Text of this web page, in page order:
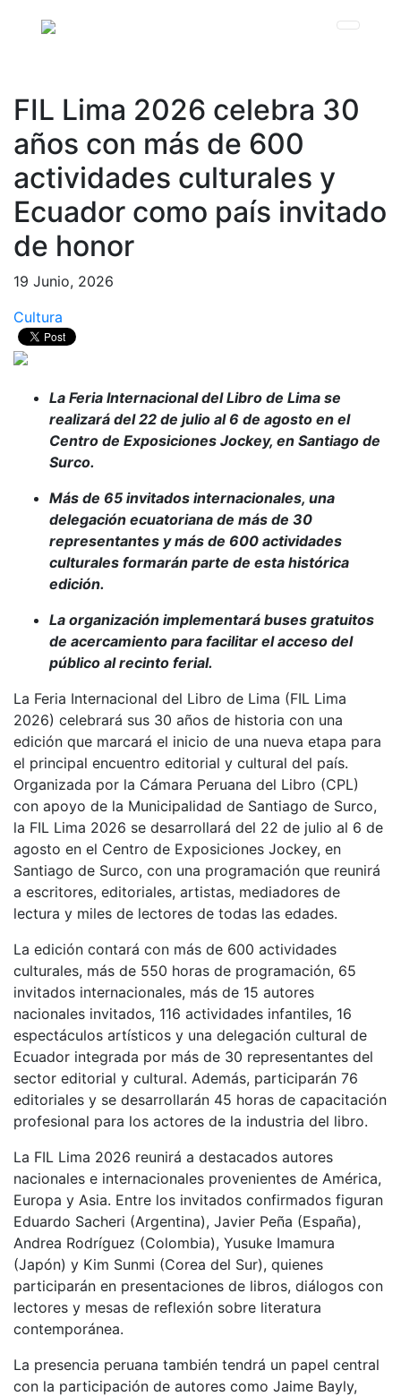
FIL Lima 2026 celebra 30
años con más de 600
actividades culturales y
Ecuador como país invitado
de honor
19 Junio, 2026
Cultura
La Feria Internacional del Libro de Lima se
realizará del 22 de julio al 6 de agosto en el
Centro de Exposiciones Jockey, en Santiago de
Surco.
Más de 65 invitados internacionales, una
delegación ecuatoriana de más de 30
representantes y más de 600 actividades
culturales formarán parte de esta histórica
edición.
La organización implementará buses gratuitos
de acercamiento para facilitar el acceso del
público al recinto ferial.
La Feria Internacional del Libro de Lima (FIL Lima
2026) celebrará sus 30 años de historia con una
edición que marcará el inicio de una nueva etapa para
el principal encuentro editorial y cultural del país.
Organizada por la Cámara Peruana del Libro (CPL)
con apoyo de la Municipalidad de Santiago de Surco,
la FIL Lima 2026 se desarrollará del 22 de julio al 6 de
agosto en el Centro de Exposiciones Jockey, en
Santiago de Surco, con una programación que reunirá
a escritores, editoriales, artistas, mediadores de
lectura y miles de lectores de todas las edades.
La edición contará con más de 600 actividades
culturales, más de 550 horas de programación, 65
invitados internacionales, más de 15 autores
nacionales invitados, 116 actividades infantiles, 16
espectáculos artísticos y una delegación cultural de
Ecuador integrada por más de 30 representantes del
sector editorial y cultural. Además, participarán 76
editoriales y se desarrollarán 45 horas de capacitación
profesional para los actores de la industria del libro.
La FIL Lima 2026 reunirá a destacados autores
nacionales e internacionales provenientes de América,
Europa y Asia. Entre los invitados confirmados figuran
Eduardo Sacheri (Argentina), Javier Peña (España),
Andrea Rodríguez (Colombia), Yusuke Imamura
(Japón) y Kim Sunmi (Corea del Sur), quienes
participarán en presentaciones de libros, diálogos con
lectores y mesas de reflexión sobre literatura
contemporánea.
La presencia peruana también tendrá un papel central
con la participación de autores como Jaime Bayly,